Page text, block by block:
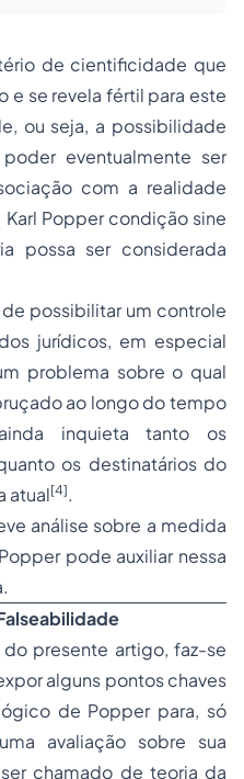
de cientificidade que
e se revela fértil para este
ou seja, a possibilidade
eventualmente ser
com a realidade
Popper condição sine
possa ser considerada
possibilitar um controle
jurídicos, em especial
problema sobre o qual
ao longo do tempo
inquieta tanto os
os destinatários do
atual[4].
análise sobre a medida
pode auxiliar nessa
presente artigo, faz-se
alguns pontos chaves
de Popper para, só
avaliação sobre sua
chamado de teoria da